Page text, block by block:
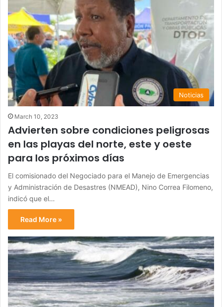
Noticias
March 10, 2023
Advierten sobre condiciones peligrosas
en las playas del norte, este y oeste
para los próximos días
El comisionado del Negociado para el Manejo de Emergencias
y Administración de Desastres (NMEAD), Nino Correa Filomeno,
indicó que el…
Read More »